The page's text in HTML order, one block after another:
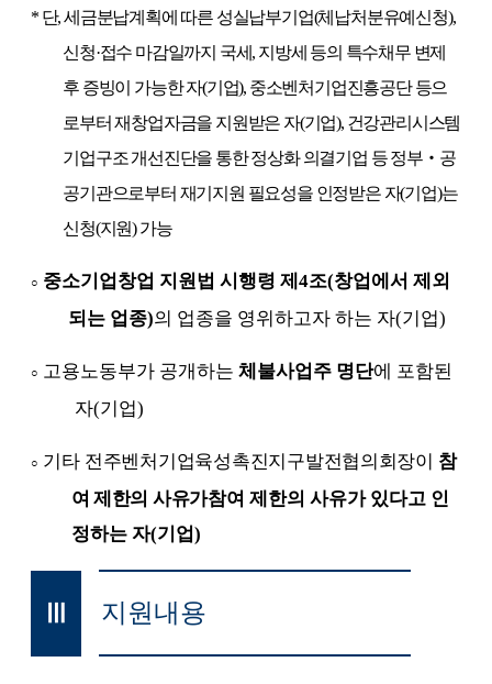
* 단,세금분납계획에 따른 성실납부기업(체납처분유예신청),
신청·접수 마감일까지 국세 , 지방세 등의 특수채무 변제
후 증빙이 가능한 자(기업), 중소벤처기업진흥공단 등으
로부터 재창업자금을 지원받은 자(기업), 건강관리시스템
기업구조 개선진단을 통한 정상화 의결기업 등 정부‧ 공
공기관으로부터 재기지원 필요성을 인정받은 자(기업)는
신청(지원)가능
○ 중소기업창업 지원법 시행령 제 4조(창업에서 제외
되는 업종)의 업종을 영위하고자 하는 자(기업)
○ 고용노동부가 공개하는 체불사업주 명단에 포함된
자(기업)
○ 기타 전주벤처기업육성촉진지구발전협의회장이 참
여 제한의 사유가참여 제한의 사유가 있다고 인
정하는 자(기업)
지원내용